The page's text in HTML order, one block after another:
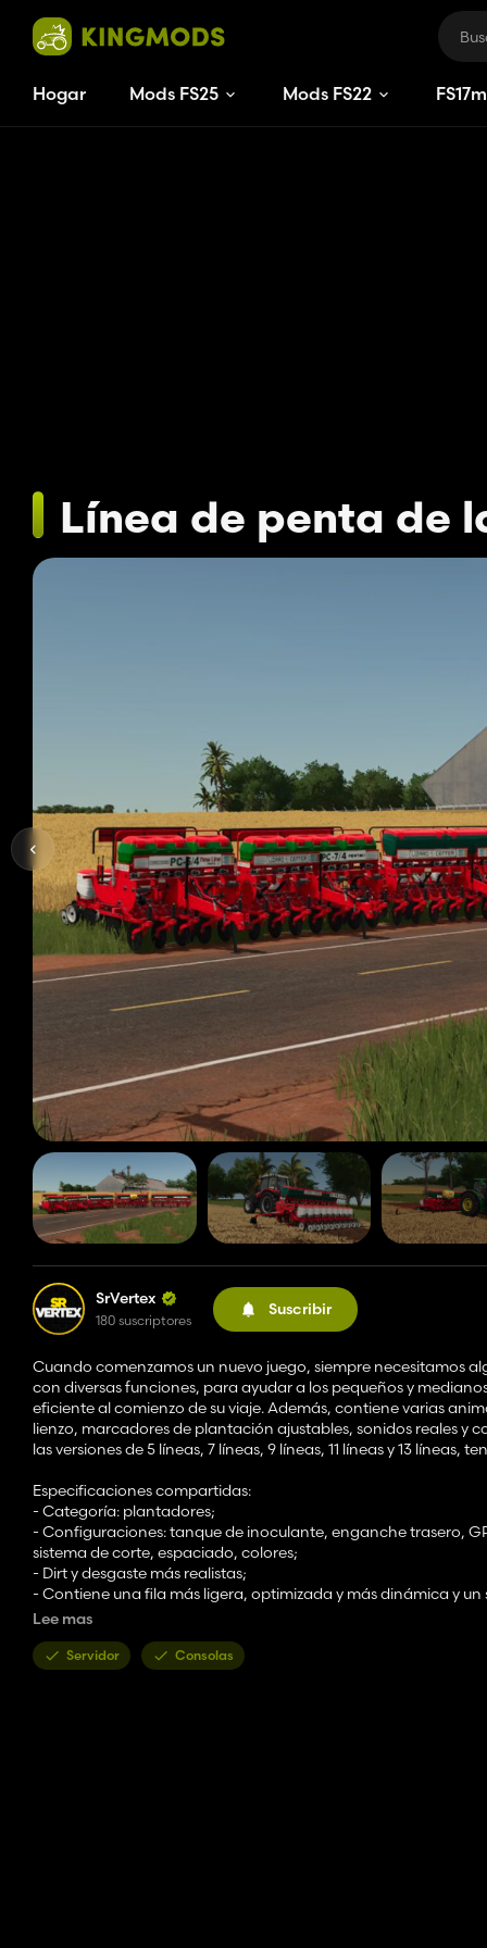
Hogar Mods FS25 Mods FS22 FS17
Línea de penta de
SrVertex
180 suscriptores
Suscribir
Cuando comenzamos un nuevo juego, siempre necesitamos
con diversas funciones, para ayudar a los pequeños y
eficiente al comienzo de su viaje. Además, contiene varias
lienzo, marcadores de plantación ajustables, sonidos reales y
las versiones de 5 líneas, 7 líneas, 9 líneas, 11 líneas y 13 líneas,
Especificaciones compartidas:
- Categoría: plantadores;
- Configuraciones: tanque de inoculante, enganche trasero,
sistema de corte, espaciado, colores;
- Dirt y desgaste más realistas;
- Contiene una fila más ligera, optimizada y más dinámica y
un mapa;
más, pero un personaje funciona con el juego base en sí);
Lee mas
Servidor Consolas